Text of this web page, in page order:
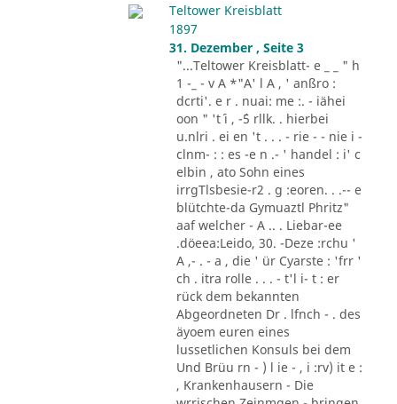
Teltower Kreisblatt
1897
31. Dezember , Seite 3
"...Teltower Kreisblatt- e _ _ " h
1 -_ - v A *"A' l A , ' anßro :
dcrti'. e r . nuai: me :. - iähei
oon " 't´ i , -´5 rllk. . hierbei
u.nlri . ei en 't . . . - rie - - nie i -
clnm- : : es -e n .- ' handel : i' c
elbin , ato Sohn eines
irrgTlsbesie-r2 . g :eoren. . .-- e
blütchte-da Gymuaztl Phritz"
aaf welcher - A .. . Liebar-ee
.döeea:Leido, 30. -Deze :rchu '
A ,- . - a , die ' ür Cyarste : 'frr '
ch . itra rolle . . . - t'l i- t : er
rück dem bekannten
Abgeordneten Dr . lfnch - . des
äyoem euren eines
lussetlichen Konsuls bei dem
Und Brüu rn - ) l ie - , i :rv) it e :
, Krankenhausern - Die